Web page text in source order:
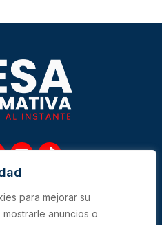
para mejorar su
anuncios o
Y
o
u
t
u
b
T
t
o
k